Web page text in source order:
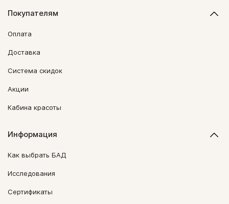
Покупателям
Оплата
Доставка
Система скидок
Акции
Кабина красоты
Информация
Как выбрать БАД
Исследования
Сертификаты